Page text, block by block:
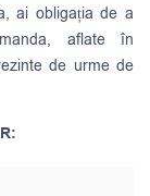
ai obligația de a
aflate în
de urme de